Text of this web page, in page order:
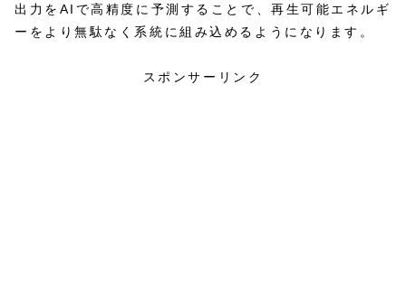
出力をAIで高精度に予測することで、再生可能エネルギ
ーをより無駄なく系統に組み込めるようになります。
スポンサーリンク